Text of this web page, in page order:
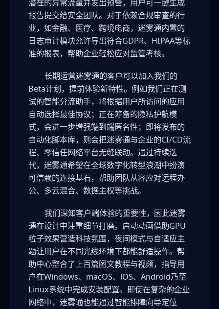
潜在的异常流量并发出预警，用户可一键生成
报告提交给安全团队。对于依赖合规审查的行
业，如金融、医疗、跨境电商，迷雾通内置的
日志审计模块允许导出符合GDPR、HIPAA等标
准的报表，帮助企业轻松应对监管考核。
长期运营迷雾通的客户可以加入我们的
Beta计划，提前体验新特性。例如我们正在测
试的智能分流助手，将根据用户所访问的应用
自动选择最佳协议；正在筹备的隐私护航模
式，会进一步增强端到端匿名性；即将发布的
自动化脚本库，则会把迷雾通与企业的CI/CD流
程、零信任网络平台无缝联动。通过持续迭
代，迷雾通希望在全球数字化转型浪潮中扮演
可信赖的连接基石，帮助团队从容应对远程办
公、多云混合、数据主权等挑战。
我们深知客户端体验的重要性，因此迷雾
通在设计中注重细节打磨。启动动画借助GPU
粒子效果营造科技氛围，夜间模式与自适应主
题让用户在不同光线环境下都能舒适操作。帮
助中心整合了上百篇图文教程与视频，指导用
户在Windows、macOS、iOS、Android乃至
Linux系统中完成安装配置。即使在复杂的企业
网络中，迷雾通也能通过智能排障向导定位